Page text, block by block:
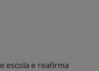
escola e reafirma